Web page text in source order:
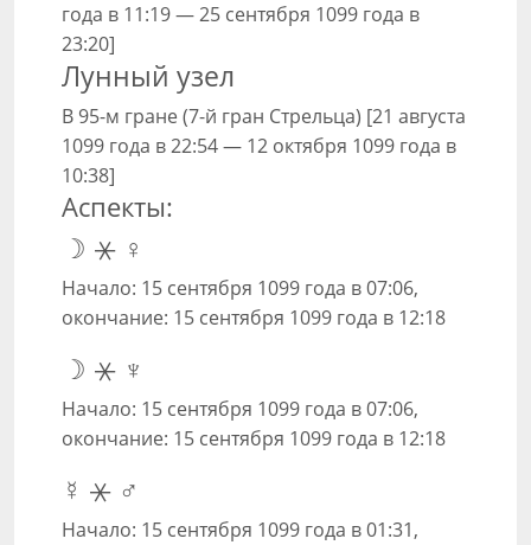
года в 11:19 — 25 сентября 1099 года в
23:20]
Лунный узел
В 95-м гране (7-й гран Стрельца) [21 августа
1099 года в 22:54 — 12 октября 1099 года в
10:38]
Аспекты:
☽ ⚹ ♀
Начало: 15 сентября 1099 года в 07:06,
окончание: 15 сентября 1099 года в 12:18
☽ ⚹ ♆
Начало: 15 сентября 1099 года в 07:06,
окончание: 15 сентября 1099 года в 12:18
☿ ⚹ ♂
Начало: 15 сентября 1099 года в 01:31,